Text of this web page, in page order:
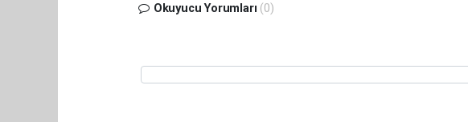
Okuyucu Yorumları (0)